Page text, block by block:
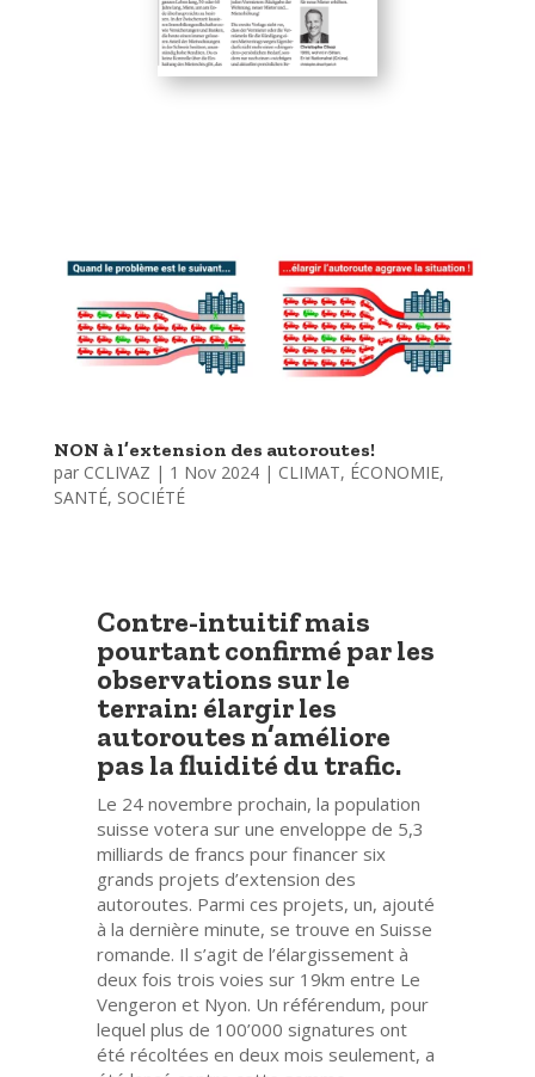
NON à l’extension des autoroutes!
par CCLIVAZ | 1 Nov 2024| CLIMAT, ÉCONOMIE,
SANTÉ, SOCIÉTÉ
Contre-intuitif mais
pourtant confirmé par les
observations sur le
terrain: élargir les
autoroutes n’améliore
pas la fluidité du trafic.
Le 24 novembre prochain, la population
suisse votera sur une enveloppe de 5,3
milliards de francs pour financer six
grands projets d’extension des
autoroutes. Parmi ces projets, un, ajouté
à la dernière minute, se trouve en Suisse
romande. Il s’agit de l’élargissement à
deux fois trois voies sur 19km entre Le
Vengeron et Nyon. Un référendum, pour
lequel plus de 100’000 signatures ont
été récoltées en deux mois seulement, a